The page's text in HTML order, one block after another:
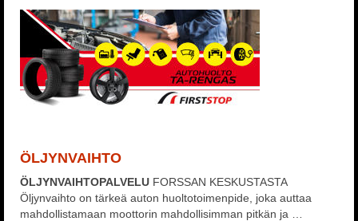
ÖLJYNVAIHTO
ÖLJYNVAIHTOPALVELU FORSSAN KESKUSTASTA
Öljynvaihto on tärkeä auton huoltotoimenpide, joka auttaa
mahdollistamaan moottorin mahdollisimman pitkän ja …